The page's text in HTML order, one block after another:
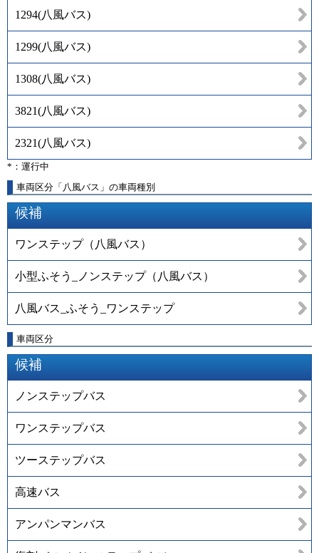
1294(八風バス)
1299(八風バス)
1308(八風バス)
3821(八風バス)
2321(八風バス)
*：運行中
車両区分「八風バス」の車両種別
候補
ワンステップ（八風バス）
小型ふそう_ノンステップ（八風バス）
八風バス_ふそう_ワンステップ
車両区分
候補
ノンステップバス
ワンステップバス
ツーステップバス
高速バス
アンパンマンバス